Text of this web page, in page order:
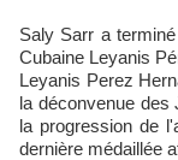
Saly Sarr a
Cubaine Leyanis
Leyanis Perez
la déconvenue des
la progression de
dernière médaillée